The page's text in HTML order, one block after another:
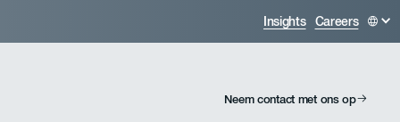
Insights Careers
Neem contact met ons op